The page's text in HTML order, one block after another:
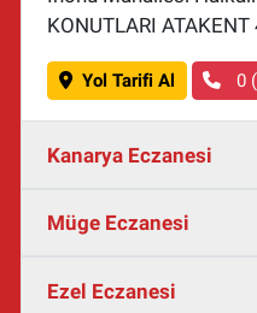
KONUTLARI ATAKENT
Yol Tarifi Al 0
Kanarya Eczanesi
Müge Eczanesi
Ezel Eczanesi